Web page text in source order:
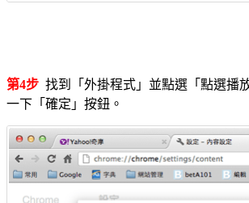
第4步 找到「外掛程式」並點選「點選播
一下「確定」按鈕。